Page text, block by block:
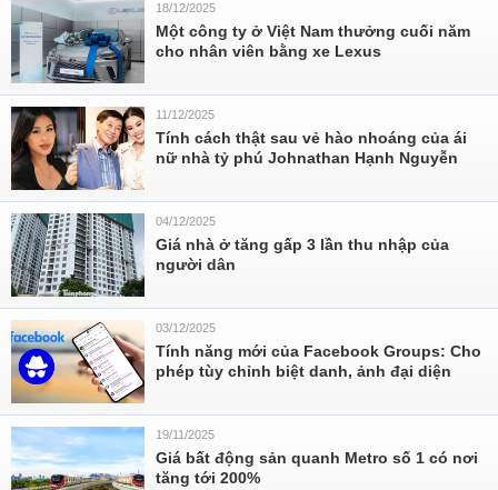
18/12/2025
Một công ty ở Việt Nam thưởng cuối năm
cho nhân viên bằng xe Lexus
11/12/2025
Tính cách thật sau vẻ hào nhoáng của ái
nữ nhà tỷ phú Johnathan Hạnh Nguyễn
04/12/2025
Giá nhà ở tăng gấp 3 lần thu nhập của
người dân
03/12/2025
Tính năng mới của Facebook Groups: Cho
phép tùy chỉnh biệt danh, ảnh đại diện
19/11/2025
Giá bất động sản quanh Metro số 1 có nơi
tăng tới 200%